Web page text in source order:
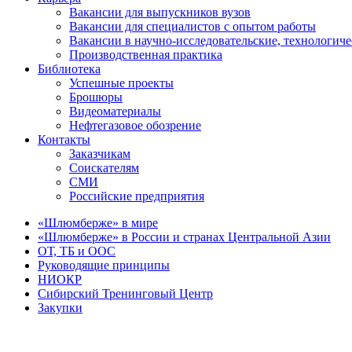
Вакансии для выпускников вузов
Вакансии для специалистов с опытом работы
Вакансии в научно-исследовательские,
Производственная практика
Библиотека
Успешные проекты
Брошюры
Видеоматериалы
Нефтегазовое обозрение
Контакты
Заказчикам
Соискателям
СМИ
Российские предприятия
«Шлюмберже» в мире
«Шлюмберже» в России и странах Центральной Азии
ОТ, ТБ и ООС
Руководящие принципы
НИОКР
Сибирский Тренинговый Центр
Закупки